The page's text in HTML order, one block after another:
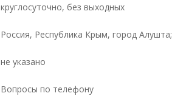
круглосуточно, без выходных
Россия, Республика Крым, город Алушта;
не указано
Вопросы по телефону